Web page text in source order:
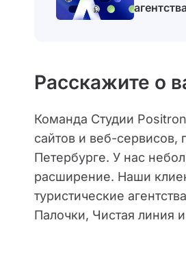
Расскажите о
Команда Студии
сайтов и веб-
Петербурге. У нас
расширение. Наши
туристические
Палочки, Чистая линия